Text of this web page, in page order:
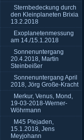
Sternbedeckung durch
den Kleinplaneten Brixia
13.2.2018
Exoplanetenmessung
am 14./15.1.2018
Sonnenuntergang
20.4.2018, Martin
Steinbeißer
Sonnenuntergang April
2018, Jörg Große-Kracht
Merkur, Venus, Mond,
19-03-2018-Werner-
Wöhrmann
M45 Plejaden,
15.1.2018, Jens
Meyjohann